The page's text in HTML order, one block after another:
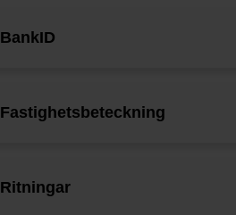
BankID
Fastighetsbeteckning
Ritningar